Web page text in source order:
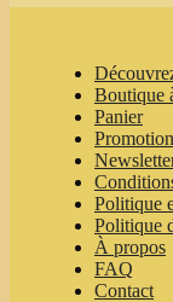
may
on
the
Boutique
Panier
Politique
Politique
À propos
FAQ
Contact